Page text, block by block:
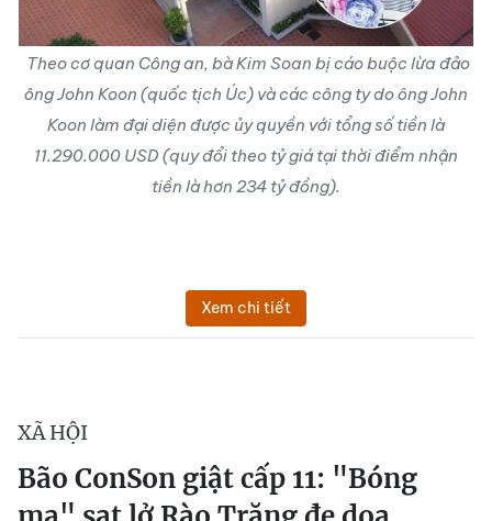
Theo cơ quan Công an, bà Kim Soan bị cáo buộc lừa đảo
ông John Koon (quốc tịch Úc) và các công ty do ông John
Koon làm đại diện được ủy quyền với tổng số tiền là
11.290.000 USD (quy đổi theo tỷ giá tại thời điểm nhận
tiền là hơn 234 tỷ đồng).
Xem chi tiết
XÃ HỘI
Bão ConSon giật cấp 11: "Bóng